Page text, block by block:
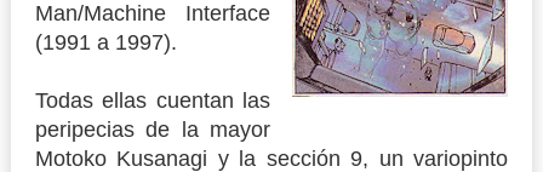
Man/Machine Interface
(1991 a 1997).
Todas ellas cuentan las
peripecias de la mayor
Motoko Kusanagi y la sección 9, un variopinto